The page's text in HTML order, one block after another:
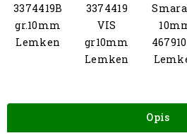
3374419B
gr.10mm
Lemken
3374419
VIS
gr10mm
Lemken
Opis